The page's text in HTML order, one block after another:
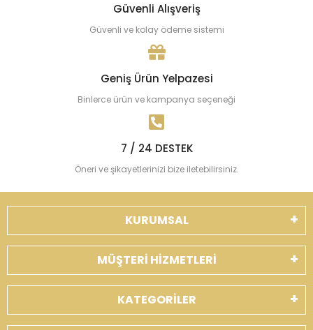
Güvenli Alışveriş
Güvenli ve kolay ödeme sistemi
Geniş Ürün Yelpazesi
Binlerce ürün ve kampanya seçeneği
7 / 24 DESTEK
Öneri ve şikayetlerinizi bize iletebilirsiniz.
KURUMSAL
MÜŞTERİ HİZMETLERİ
KATEGORİLER